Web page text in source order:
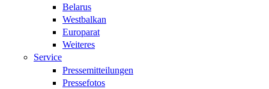
Belarus
Westbalkan
Europarat
Weiteres
Service
Pressemitteilungen
Pressefotos